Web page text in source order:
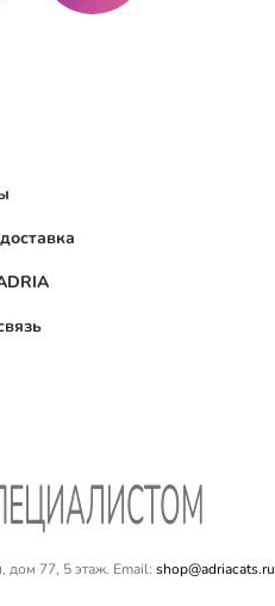
77, 5 этаж. Email: shop@adriacats.ru